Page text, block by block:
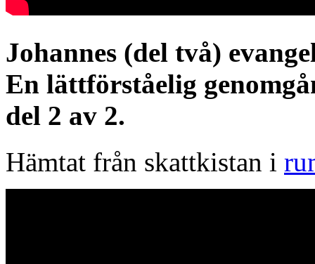
Johannes (del två)
En lättförståelig
del 2 av 2.
Hämtat från skattkistan i